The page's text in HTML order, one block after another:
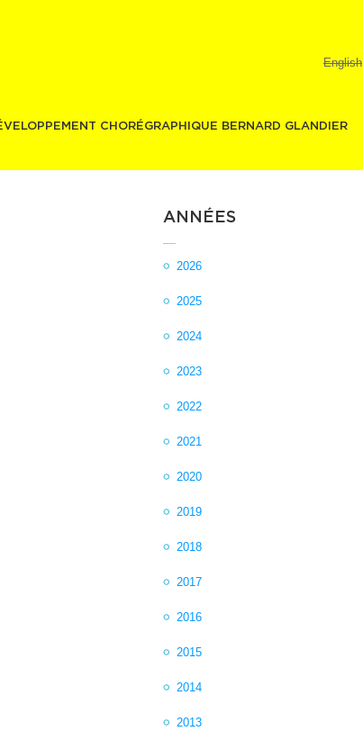
English
CHORÉGRAPHIQUE BERNARD GLANDIER
ANNÉES
2026
2025
2024
2023
2022
2021
2020
2019
2018
2017
2016
2015
2014
2013